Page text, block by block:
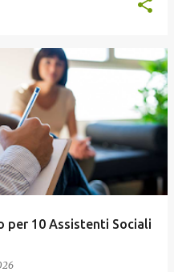
per 10 Assistenti Sociali